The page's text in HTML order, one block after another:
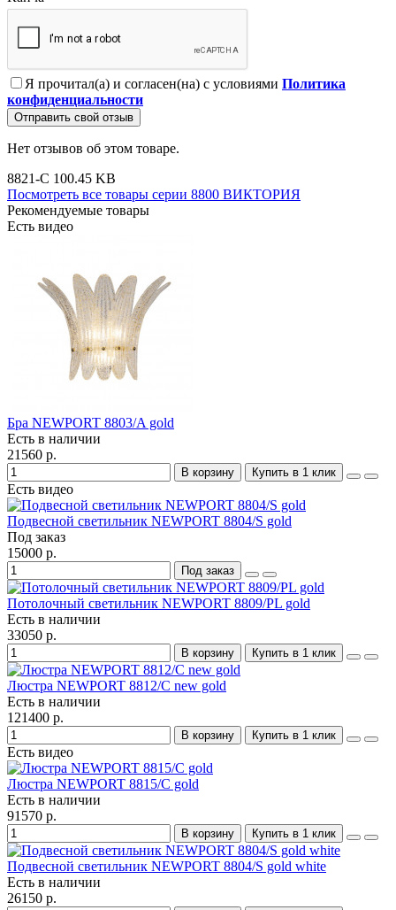
Я прочитал(а) и согласен(на) с условиями Политика
конфиденциальности
Отправить свой отзыв
Нет отзывов об этом товаре.
8821-C 100.45 KB
Посмотреть все товары серии 8800 ВИКТОРИЯ
Рекомендуемые товары
Есть видео
Бра NEWPORT 8803/A gold
Есть в наличии
21560 р.
В корзину Купить в 1 клик
Есть видео
Подвесной светильник NEWPORT 8804/S gold
Под заказ
15000 р.
Под заказ
Потолочный светильник NEWPORT 8809/PL gold
Есть в наличии
33050 р.
В корзину Купить в 1 клик
Люстра NEWPORT 8812/C new gold
Есть в наличии
121400 р.
В корзину Купить в 1 клик
Есть видео
Люстра NEWPORT 8815/C gold
Есть в наличии
91570 р.
В корзину Купить в 1 клик
Подвесной светильник NEWPORT 8804/S gold white
Есть в наличии
26150 р.